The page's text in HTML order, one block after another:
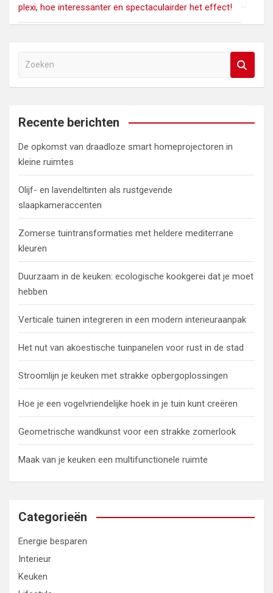
plexi, hoe interessanter en spectaculairder het effect!
e
e
Recente berichten
De opkomst van draadloze smart homeprojectoren in
kleine ruimtes
Olijf- en lavendeltinten als rustgevende
slaapkameraccenten
Zomerse tuintransformaties met heldere mediterrane
kleuren
Duurzaam in de keuken: ecologische kookgerei dat je moet
hebben
Verticale tuinen integreren in een modern interieuraanpak
Het nut van akoestische tuinpanelen voor rust in de stad
Stroomlijn je keuken met strakke opbergoplossingen
Hoe je een vogelvriendelijke hoek in je tuin kunt creëren
Geometrische wandkunst voor een strakke zomerlook
Maak van je keuken een multifunctionele ruimte
Categorieën
Energie besparen
Interieur
Keuken